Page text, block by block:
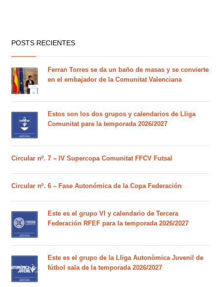
POSTS RECIENTES
Ferran Torres se da un baño de masas y se convierte
en el embajador de la Comunitat Valenciana
Estos son los dos grupos y calendarios de Lliga
Comunitat para la temporada 2026/2027
Circular nº. 7 – IV Supercopa Comunitat FFCV Futsal
Circular nº. 6 – Fase Autonómica de la Copa Federación
Este es el grupo VI y calendario de Tercera
Federación RFEF para la temporada 2026/2027
Este es el grupo de la Lliga Autonòmica Juvenil de
fútbol sala de la temporada 2026/2027